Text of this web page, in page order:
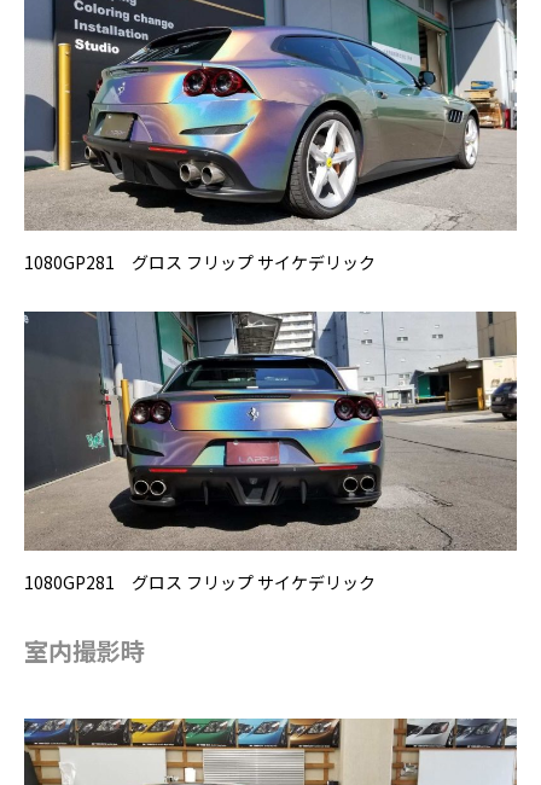
1080GP281 グロス フリップ サイケデリック
1080GP281 グロス フリップ サイケデリック
室内撮影時